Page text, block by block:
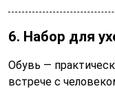
6. Набор для
Обувь —
встрече с